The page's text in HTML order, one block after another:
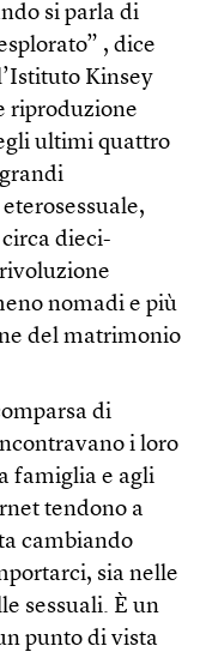
si parla di
, dice
Kinsey
riproduzione
ultimi quattro
dieci-
nomadi e più
del matrimonio
di
i loro
famiglia e agli
tendono a
cambiando
sia nelle
sessuali. È un
punto di vista